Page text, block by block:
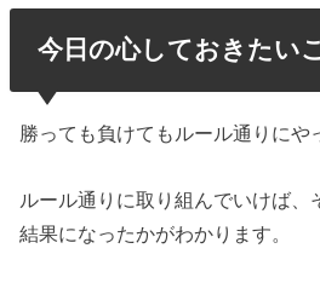
今日の心しておきたい
勝っても負けてもルール通りにや
ルール通りに取り組んでいけば、
結果になったかがわかります。